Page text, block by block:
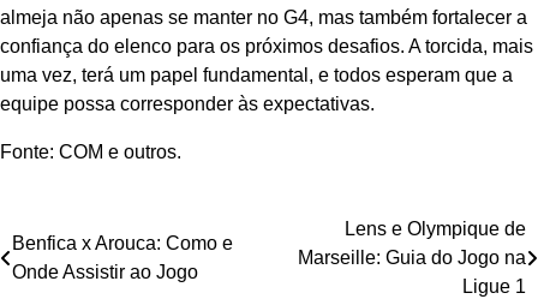
almeja não apenas se manter no G4, mas também fortalecer a
confiança do elenco para os próximos desafios. A torcida, mais
uma vez, terá um papel fundamental, e todos esperam que a
equipe possa corresponder às expectativas.
Fonte: COM e outros.
Navegação
de
Benfica x Arouca: Como e
Onde Assistir ao Jogo
Lens e Olympique de
Marseille: Guia do Jogo na
Ligue 1